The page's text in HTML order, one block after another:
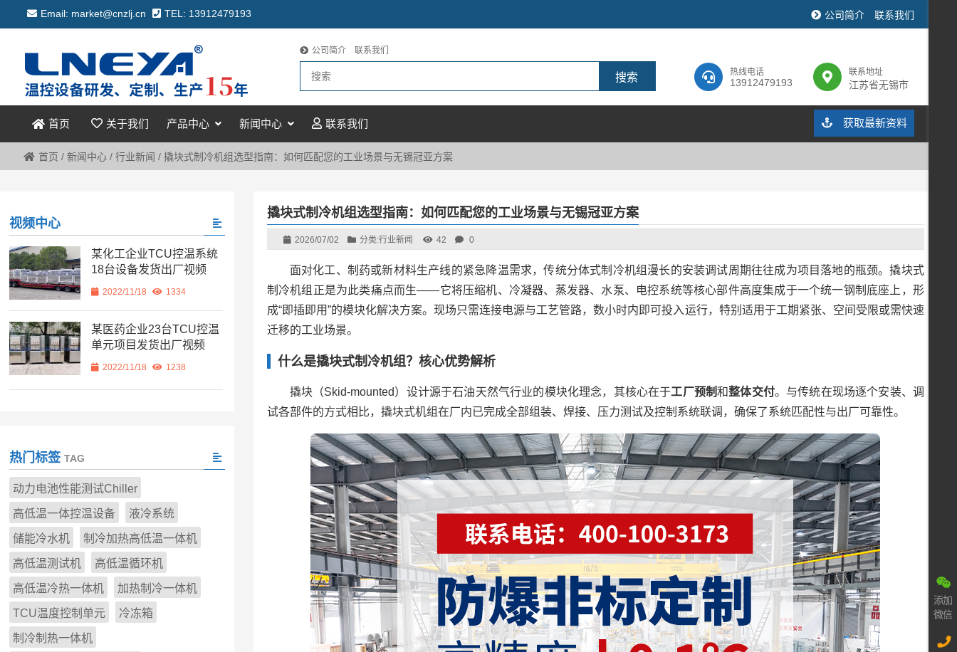
Email: market@cnzlj.cn TEL: 13912479193 公司简介 联系我们
热线电话
13912479193
联系地址
江苏省无锡市
公司简介 联系我们
首页 关于我们 产品中心 新闻中心 联系我们 获取最新资料
首页 / 新闻中心/ 行业新闻 / 撬块式制冷机组选型指南：如何匹配您的工业场景与无锡冠亚方案
撬块式制冷机组选型指南：如何匹配您的工业场景与无锡冠亚方案
2026/07/02 分类:行业新闻 42 0
面对化工、制药或新材料生产线的紧急降温需求，传统分体式制冷机组漫长的安装调试周期往往成为项目落地的瓶颈。撬块式
制冷机组正是为此类痛点而生——它将压缩机、冷凝器、蒸发器、水泵、电控系统等核心部件高度集成于一个统一钢制底座上，形
成“即插即用”的模块化解决方案。现场只需连接电源与工艺管路，数小时内即可投入运行，特别适用于工期紧张、空间受限或需快速
迁移的工业场景。
什么是撬块式制冷机组？核心优势解析
撬块（Skid-mounted）设计源于石油天然气行业的模块化理念，其核心在于工厂预制和整体交付。与传统在现场逐个安装、调
试各部件的方式相比，撬块式机组在厂内已完成全部组装、焊接、压力测试及控制系统联调，确保了系统匹配性与出厂可靠性。
视频中心
某化工企业TCU控温系统
18台设备发货出厂视频
2022/11/18 1334
某医药企业23台TCU控温
单元项目发货出厂视频
2022/11/18 1238
热门标签 TAG
动力电池性能测试Chiller
高低温一体控温设备 液冷系统
储能冷水机 制冷加热高低温一体机
高低温测试机 高低温循环机
高低温冷热一体机 加热制冷一体机
TCU温度控制单元 冷冻箱
制冷制热一体机
添加
微信